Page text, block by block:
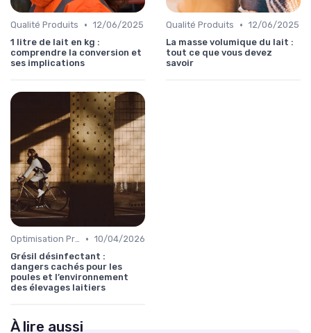
Qualité Produits • 12/06/2025
1 litre de lait en kg :
comprendre la conversion et
ses implications
Qualité Produits • 12/06/2025
La masse volumique du lait :
tout ce que vous devez
savoir
Optimisation Production • 10/04/2026
Grésil désinfectant :
dangers cachés pour les
poules et l’environnement
des élevages laitiers
À lire aussi